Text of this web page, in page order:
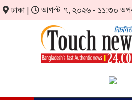
ঢাকা | আগস্ট ৭, ২০২৬ - ১১:৩০